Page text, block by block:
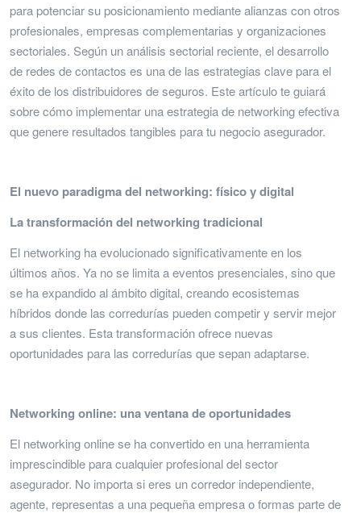
para potenciar su posicionamiento mediante alianzas con otros
profesionales, empresas complementarias y organizaciones
sectoriales. Según un análisis sectorial reciente, el desarrollo
de redes de contactos es una de las estrategias clave para el
éxito de los distribuidores de seguros. Este artículo te guiará
sobre cómo implementar una estrategia de networking efectiva
que genere resultados tangibles para tu negocio asegurador.
El nuevo paradigma del networking: físico y digital
La transformación del networking tradicional
El networking ha evolucionado significativamente en los
últimos años. Ya no se limita a eventos presenciales, sino que
se ha expandido al ámbito digital, creando ecosistemas
híbridos donde las corredurías pueden competir y servir mejor
a sus clientes. Esta transformación ofrece nuevas
oportunidades para las corredurías que sepan adaptarse.
Networking online: una ventana de oportunidades
El networking online se ha convertido en una herramienta
imprescindible para cualquier profesional del sector
asegurador. No importa si eres un corredor independiente,
agente, representas a una pequeña empresa o formas parte de